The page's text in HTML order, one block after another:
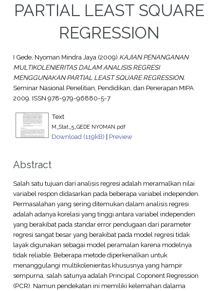
PARTIAL LEAST SQUARE
REGRESSION
I Gede, Nyoman Mindra Jaya(2009) KAJIAN PENANGANAN
MULTIKOLENIERITAS DALAM ANALISIS REGRESI
MENGGUNAKAN PARTIAL LEAST SQUARE REGRESSION.
Seminar Nasional Penelitian, Pendidikan, dan Penerapan MIPA
2009. ISSN 978-979-96880-5-7
Text
M_Stat_5_GEDE NYOMAN.pdf
Download (119kB) | Preview
Abstract
Salah satu tujuan dari analisis regresi adalah meramalkan nilai
variabel respon didasarkan pada beberapa variabel independen.
Permasalahan yang sering ditemukan dalam analisis regresi
adalah adanya korelasi yang tinggi antara variabel independen
yang berakibat pada standar error pendugaan dari parameter
regresi sangat besar yang berakibat pada model regresi tidak
layak digunakan sebagai model peramalan karena modelnya
tidak reliable. Beberapa metode diperkenalkan untuk
menanggulangi multikolenieritas khususnya yang hampir
sempurna, salah satunya adalah Principal Coponent Regression
(PCR). Namun pendekatan ini memiliki kelemahan dalama